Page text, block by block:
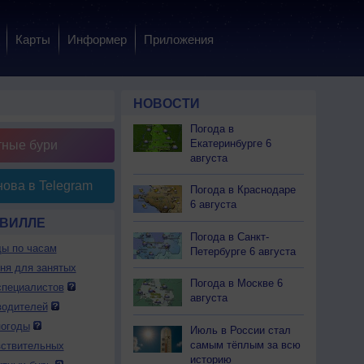
Карты Информер Приложения
бури
в Telegram
по часам
для занятых
НОВОСТИ
Погода в
Екатеринбурге 6
августа
Погода в Краснодаре
6 августа
Погода в Санкт-
Петербурге 6 августа
Погода в Москве 6
августа
Июль в России стал
самым тёплым за всю
историю